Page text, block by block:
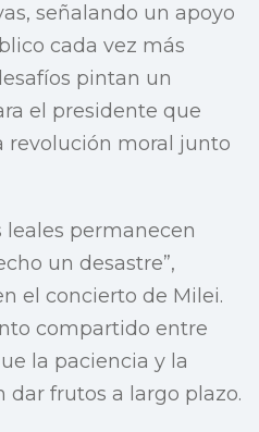
señalando un apoyo
cada vez más
pintan un
el presidente que
revolución moral junto
permanecen
un desastre”,
el concierto de Milei.
compartido entre
la paciencia y la
dar frutos a largo plazo.